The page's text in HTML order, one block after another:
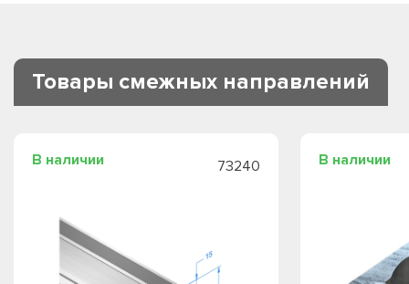
Товары смежных направлений
В наличии 73240 В наличии